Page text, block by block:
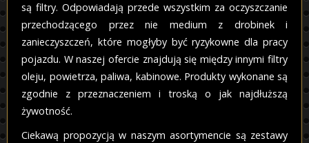
są filtry. Odpowiadają przede wszystkim za oczyszczanie
przechodzącego przez nie medium z drobinek i
zanieczyszczeń, które mogłyby być ryzykowne dla pracy
pojazdu. W naszej ofercie znajdują się między innymi filtry
oleju, powietrza, paliwa, kabinowe. Produkty wykonane są
zgodnie z przeznaczeniem i troską o jak najdłuższą
żywotność.
Ciekawą propozycją w naszym asortymencie są zestawy